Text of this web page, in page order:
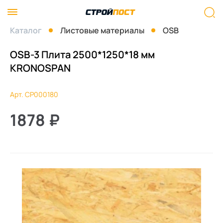
Каталог Листовые материалы OSB
OSB-3 Плита 2500*1250*18 мм
KRONOSPAN
Арт. СР000180
1878 ₽